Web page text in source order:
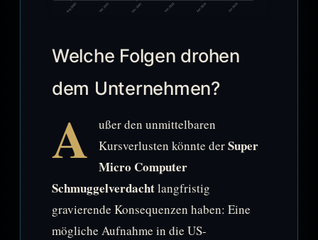
Welche Folgen drohen
dem Unternehmen?
A
ußer den unmittelbaren
Kursverlusten könnte derSuper
Micro Computer
Schmuggelverdachtlangfristig
gravierende Konsequenzen haben: Eine
mögliche Aufnahme in die US-